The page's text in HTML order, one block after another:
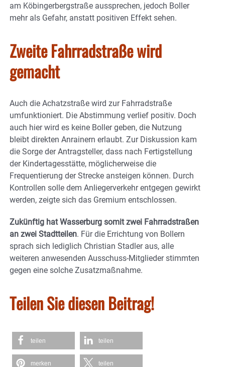
am Köbingerbergstraße aussprechen, jedoch Boller
mehr als Gefahr, anstatt positiven Effekt sehen.
Zweite Fahrradstraße wird
gemacht
Auch die Achatzstraße wird zur Fahrradstraße
umfunktioniert. Die Abstimmung verlief positiv. Doch
auch hier wird es keine Boller geben, die Nutzung
bleibt direkten Anrainern erlaubt. Zur Diskussion kam
die Sorge der Antragsteller, dass nach Fertigstellung
der Kindertagesstätte, möglicherweise die
Frequentierung der Strecke ansteigen können. Durch
Kontrollen solle dem Anliegerverkehr entgegen gewirkt
werden, zeigte sich das Gremium entschlossen.
Zukünftig hat Wasserburg somit zwei Fahrradstraßen
an zwei Stadtteilen. Für die Errichtung von Bollern
sprach sich lediglich Christian Stadler aus, alle
weiteren anwesenden Ausschuss-Mitglieder stimmten
gegen eine solche Zusatzmaßnahme.
Teilen Sie diesen Beitrag!
teilen teilen
merken teilen